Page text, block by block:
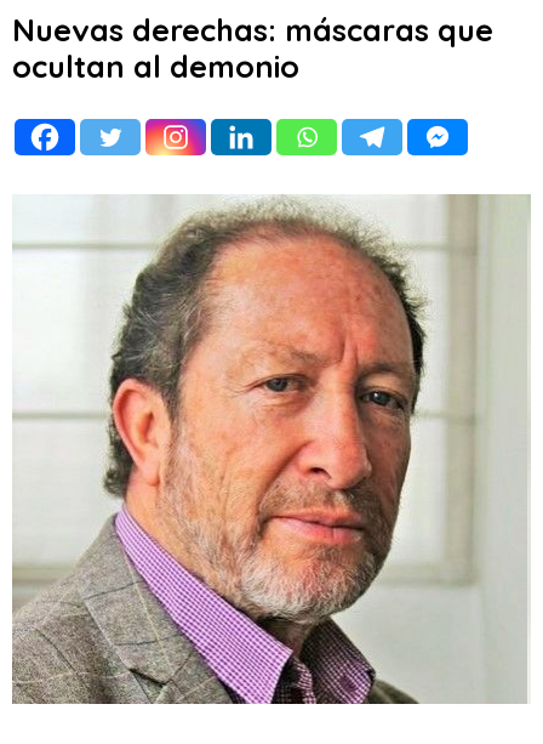
Nuevas derechas: máscaras que
ocultan al demonio